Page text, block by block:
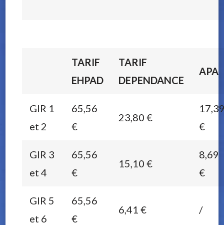
TARIF
EHPAD
TARIF
DEPENDANCE
APA
GIR 1
et 2
65,56
€
23,80 €
€
GIR 3
et 4
65,56
€
15,10 €
8,69
€
GIR 5
et 6
65,56
€
6,41 € /